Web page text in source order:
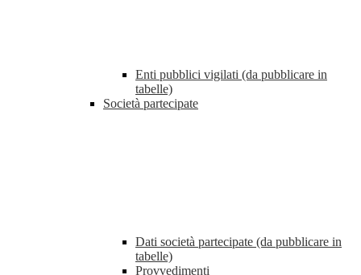
Enti pubblici vigilati (da pubblicare in
tabelle)
Società partecipate
Dati società partecipate (da pubblicare in
tabelle)
Provvedimenti